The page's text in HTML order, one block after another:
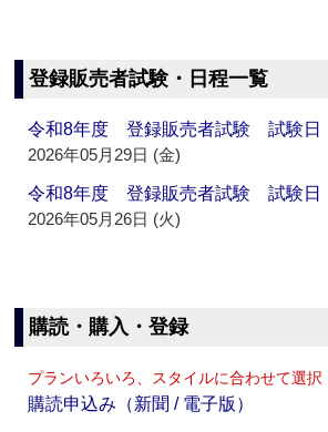
登録販売者試験・日程一覧
令和8年度 登録販売者試験 試験日
2026年05月29日 (金)
令和8年度 登録販売者試験 試験日
2026年05月26日 (火)
購読・購入・登録
プランいろいろ、スタイルに合わせて選択
購読申込み（新聞 / 電子版）